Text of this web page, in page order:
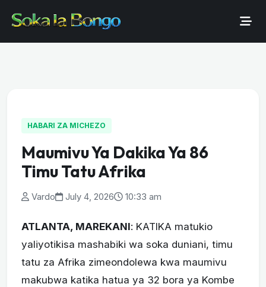
HABARI ZA MICHEZO
Maumivu Ya Dakika Ya 86
Timu Tatu Afrika
Vardo July 4, 2026 10:33 am
ATLANTA, MAREKANI: KATIKA matukio
yaliyotikisa mashabiki wa soka duniani, timu
tatu za Afrika zimeondolewa kwa maumivu
makubwa katika hatua ya 32 bora ya Kombe